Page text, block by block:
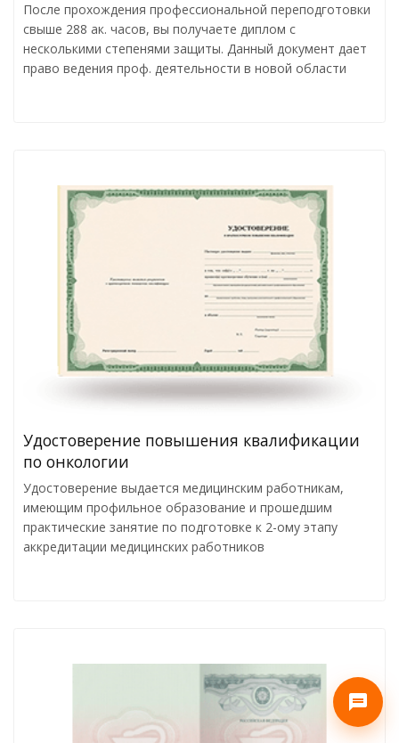
После прохождения профессиональной переподготовки
свыше 288 ак. часов, вы получаете диплом с
несколькими степенями защиты. Данный документ дает
право ведения проф. деятельности в новой области
Удостоверение повышения квалификации
по онкологии
Удостоверение выдается медицинским работникам,
имеющим профильное образование и прошедшим
практические занятие по подготовке к 2-ому этапу
аккредитации медицинских работников